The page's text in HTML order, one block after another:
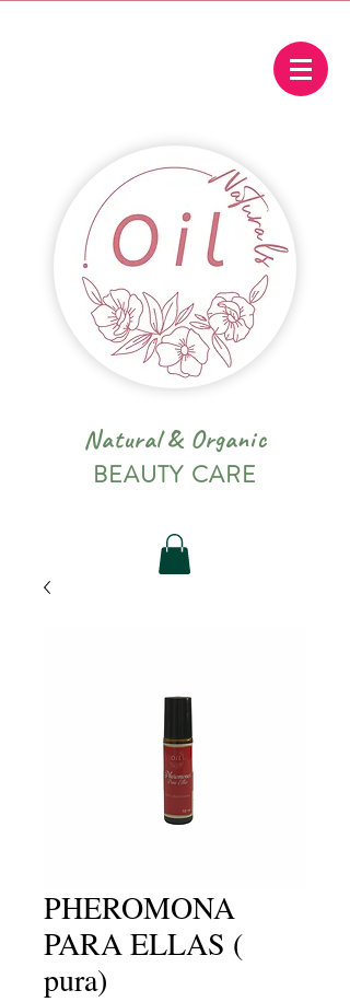
Natural & Organic
BEAUTY CARE
PHEROMONA
PARA ELLAS (
pura)